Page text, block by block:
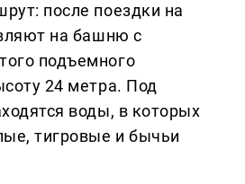
после поездки на
на башню с
подъемного
24 метра. Под
воды, в которых
тигровые и бычьи